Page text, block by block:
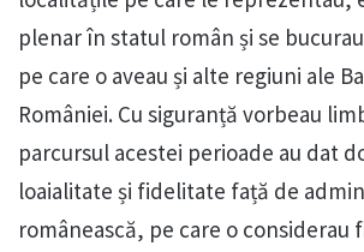
plenar în statul român și se
pe care o aveau și alte regiuni ale
României. Cu siguranță vorbeau
parcursul acestei perioade au dat
loaialitate și fidelitate față de
românească, pe care o considerau